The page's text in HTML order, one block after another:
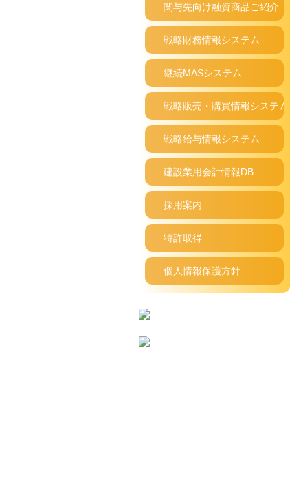
関与先向け融資商品ご紹介
戦略財務情報システム
継続MASシステム
戦略販売・購買情報システム
戦略給与情報システム
建設業用会計情報DB
採用案内
特許取得
個人情報保護方針